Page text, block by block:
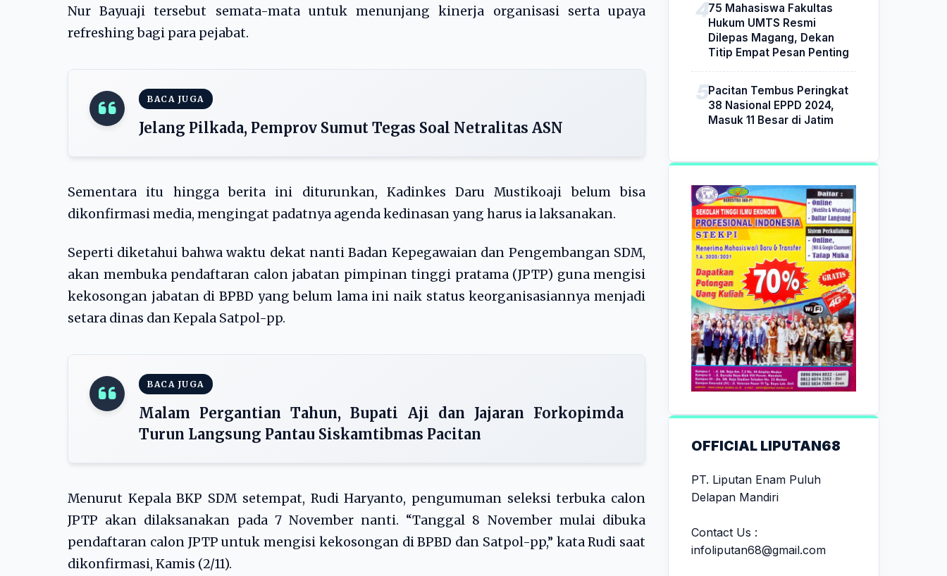
Nur Bayuaji tersebut semata-mata untuk menunjang kinerja organisasi serta upaya
refreshing bagi para pejabat.
BACA JUGA
Jelang Pilkada, Pemprov Sumut Tegas Soal Netralitas ASN
Sementara itu hingga berita ini diturunkan, Kadinkes Daru Mustikoaji belum bisa
dikonfirmasi media, mengingat padatnya agenda kedinasan yang harus ia laksanakan.
Seperti diketahui bahwa waktu dekat nanti Badan Kepegawaian dan Pengembangan SDM,
akan membuka pendaftaran calon jabatan pimpinan tinggi pratama (JPTP) guna mengisi
kekosongan jabatan di BPBD yang belum lama ini naik status keorganisasiannya menjadi
setara dinas dan Kepala Satpol-pp.
BACA JUGA
Malam Pergantian Tahun, Bupati Aji dan Jajaran Forkopimda
Turun Langsung Pantau Siskamtibmas Pacitan
Menurut Kepala BKP SDM setempat, Rudi Haryanto, pengumuman seleksi terbuka calon
JPTP akan dilaksanakan pada 7 November nanti. “Tanggal 8 November mulai dibuka
pendaftaran calon JPTP untuk mengisi kekosongan di BPBD dan Satpol-pp,” kata Rudi saat
dikonfirmasi, Kamis (2/11).
75 Mahasiswa Fakultas
Hukum UMTS Resmi
Dilepas Magang, Dekan
Titip Empat Pesan Penting
Pacitan Tembus Peringkat
38 Nasional EPPD 2024,
Masuk 11 Besar di Jatim
OFFICIAL LIPUTAN68
PT. Liputan Enam Puluh
Delapan Mandiri
Contact Us :
infoliputan68@gmail.com